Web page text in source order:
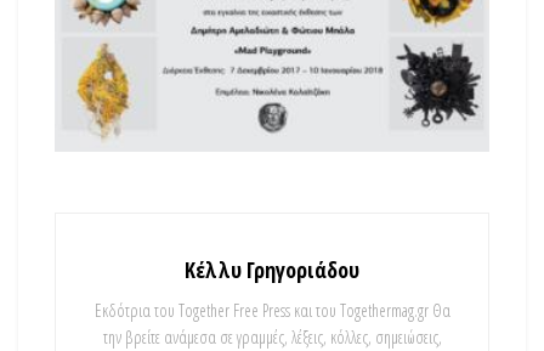
Κέλλυ Γρηγοριάδου
Εκδότρια του Together Free Press και του Togethermag.gr Θα
την βρείτε ανάμεσα σε γραμμές, λέξεις, κόλλες, σημειώσεις,